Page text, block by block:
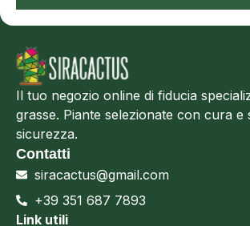
Il tuo negozio online di fiducia
grasse. Piante selezionate con cura e
sicurezza.
Contatti
siracactus@gmail.com
+39 351 687 7893
Link utili